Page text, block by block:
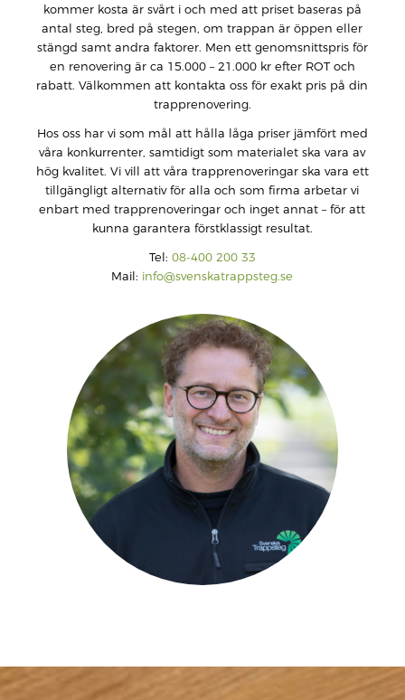
kommer kosta är svårt i och med att priset baseras på
antal steg, bred på stegen, om trappan är öppen eller
stängd samt andra faktorer. Men ett genomsnittspris för
en renovering är ca 15.000 – 21.000 kr efter ROT och
rabatt. Välkommen att kontakta oss för exakt pris på din
trapprenovering.
Hos oss har vi som mål att hålla låga priser jämfört med
våra konkurrenter, samtidigt som materialet ska vara av
hög kvalitet. Vi vill att våra trapprenoveringar ska vara ett
tillgängligt alternativ för alla och som firma arbetar vi
enbart med trapprenoveringar och inget annat – för att
kunna garantera förstklassigt resultat.
Tel: 08-400 200 33
Mail: info@svenskatrappsteg.se